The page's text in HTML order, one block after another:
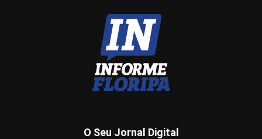
O Seu Jornal Digital